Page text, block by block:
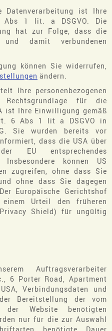
Datenverarbeitung ist Ihre
Abs 1 lit. a DSGVO. Die
hat zur Folge, dass die
damit verbundenen
können Sie widerrufen,
ändern.
Ihre personenbezogenen
für die
ist Ihre Einwilligung gemäß
6 Abs 1 lit a DSGVO in
Sie wurden bereits vor
dass die USA über
EU entsprechendes
Insbesondere können US
zugreifen, ohne dass Sie
ohne dass Sie dagegen
Europäische Gerichtshof
Urteil den früheren
Shield) für ungültig
Auftragsverarbeiter
6 Porter Road, Apartment
Verbindungsdaten und
Bereitstellung der vom
der Website benötigten
nur für die zur Auswahl